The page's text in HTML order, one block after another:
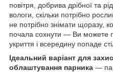
повітря, добрива дрібної та
вологи, скільки потрібно
не потрібно знімати щоразу,
почала сохнути — Ви можете
укриття і всередину попаде
Ідеальний варіант для
облаштування парника —